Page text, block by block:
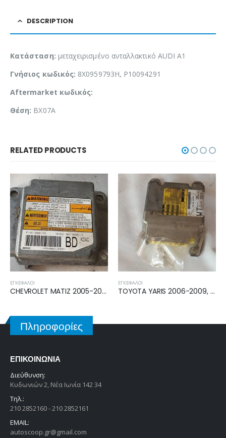
DESCRIPTION
Κατάσταση: μεταχειρισμένο ανταλλακτικό AUDI A1
Γνήσιος κωδικός: 8X0959793H, P10094291
Aftermarket κωδικός:
Θέση: BX07A
RELATED PRODUCTS
CHEVROLET MATIZ 2005-2010 ΕΓΚΕΦΑΛΟΣ ECU AIRBAG 96801174 TOYOTA YARIS 2006-2009, 2009-2011 ΕΓΚΕΦΑΛΟΣ ECU AIRBAG 89170-0D440
Πληροφορίες
ΕΠΙΚΟΙΝΩΝΊΑ
Διεύθυνση:
Κυδωνιών 2, Νέα Ιωνία 142 34
Τηλ.:
210 2852160 - 210 2852161
EMAIL:
autoscoop.gr@gmail.com